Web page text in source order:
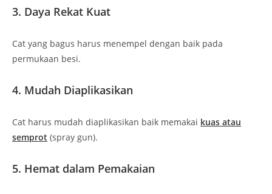
3. Daya Rekat Kuat
Cat yang bagus harus menempel dengan baik pada
permukaan besi.
4. Mudah Diaplikasikan
Cat harus mudah diaplikasikan baik memakai kuas atau
semprot (spray gun).
5. Hemat dalam Pemakaian